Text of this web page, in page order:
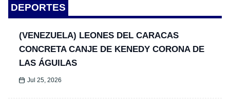
DEPORTES
(VENEZUELA) LEONES DEL CARACAS
CONCRETA CANJE DE KENEDY CORONA DE
LAS ÁGUILAS
Jul 25, 2026